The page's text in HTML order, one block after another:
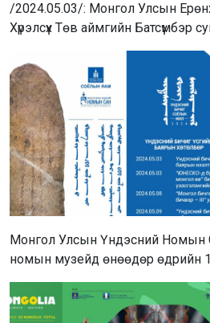
/2024.05.03/: Монгол Улсын
Хүрэлсүх Төв аймгийн Батсүмбэр
Монгол Улсын Үндэсний Номын
номын музейд өнөөдөр өдрийн